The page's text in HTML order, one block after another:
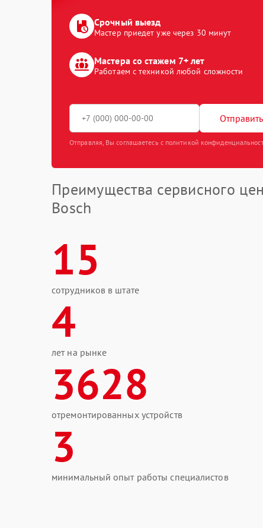
Срочный выезд
Мастер приедет уже через 30 минут
Мастера со стажем 7+ лет
Работаем с техникой любой сложности
Отправляя, Вы соглашаетесь с политикой
Преимущества сервисного
Bosch
15
сотрудников в штате
4
лет на рынке
3628
отремонтированных устройств
3
минимальный опыт работы специалистов